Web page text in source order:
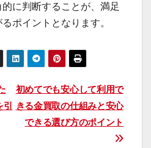
に判断することが、満足
ポイントとなります。
初めてでも安心して利用で
きる金買取の仕組みと安心
できる選び方のポイント